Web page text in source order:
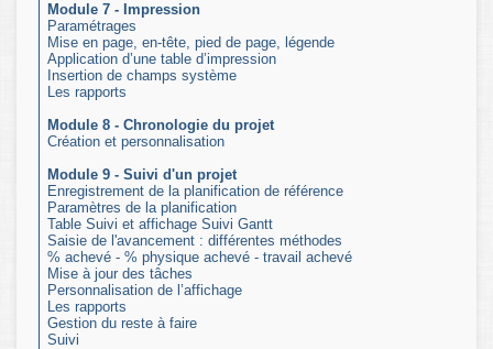
Module 7 - Impression
Paramétrages
Mise en page, en-tête, pied de page, légende
Application d’une table d’impression
Insertion de champs système
Les rapports
Module 8 - Chronologie du projet
Création et personnalisation
Module 9 - Suivi d'un projet
Enregistrement de la planification de référence
Paramètres de la planification
Table Suivi et affichage Suivi Gantt
Saisie de l'avancement : différentes méthodes
% achevé - % physique achevé - travail achevé
Mise à jour des tâches
Personnalisation de l’affichage
Les rapports
Gestion du reste à faire
Suivi